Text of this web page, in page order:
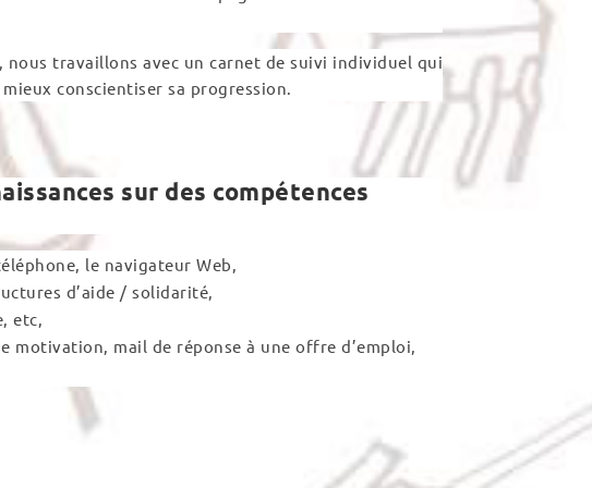
nous travaillons avec un carnet de suivi individuel qui
conscientiser sa progression.
sur des compétences
le navigateur Web,
d’aide / solidarité,
etc,
motivation, mail de réponse à une offre d’emploi,